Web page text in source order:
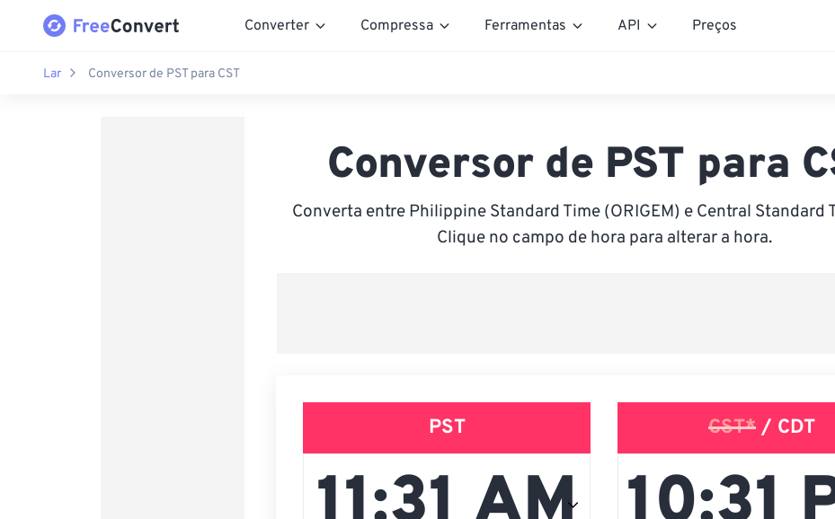
Converter Compressa Ferramentas API Preços
Lar Conversor de PST para CST
Conversor de PST para
Converta entre Philippine Standard Time (ORIGEM) e Central Standard
Clique no campo de hora para alterar a hora.
PST CST*/ CDT